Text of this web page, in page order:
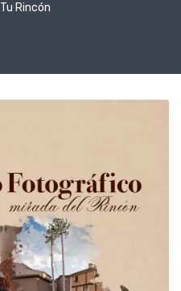
Tu Rincón